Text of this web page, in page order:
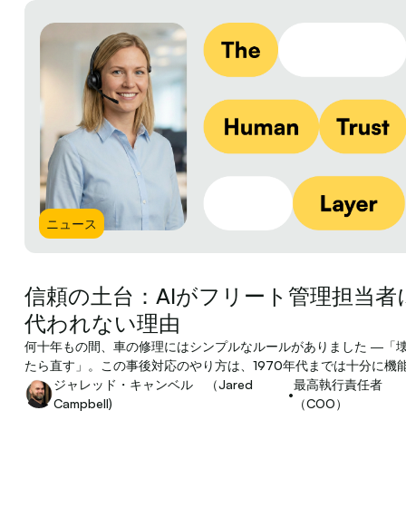
ニュース
信頼の土台：AIがフリート管理担当者
代われない理由
何十年もの間、車の修理にはシンプルなルールがありました ―「
たら直す」。この事後対応のやり方は、1970年代までは十分に機
ていました。しかしエンジンが複雑になるにつれて状況は変わり
防整備は「あると良いもの」ではなく、「必要なもの」になった
ジャレッド・キャンベル （Jared
Campbell)
•
最高執行責任者
（COO）